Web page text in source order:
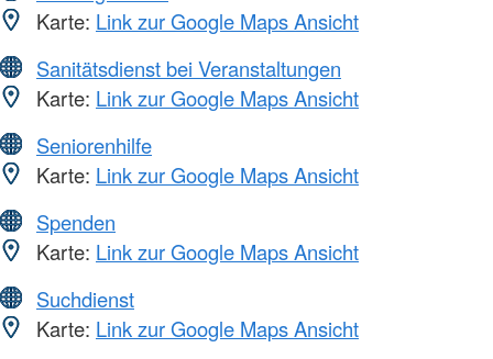
Karte: Link zur Google Maps Ansicht
Sanitätsdienst bei Veranstaltungen
Karte: Link zur Google Maps Ansicht
Seniorenhilfe
Karte: Link zur Google Maps Ansicht
Spenden
Karte: Link zur Google Maps Ansicht
Suchdienst
Karte: Link zur Google Maps Ansicht